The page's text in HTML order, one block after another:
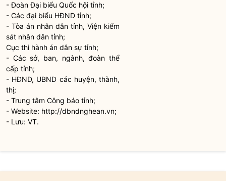
- Đoàn Đại biểuQuốc hội tỉnh;
- Các đại biểu HĐND tỉnh;
- Tòa án nhân dântỉnh, Viện kiểm
sát nhân dân tỉnh;
Cục thi hành án dân sự tỉnh;
- Các sở, ban, ngành, đoàn thể
cấp tỉnh;
- HĐND, UBND các huyện, thành,
thị;
- Trung tâm Công báo tỉnh;
- Website: http://dbndnghean.vn;
- Lưu: VT.